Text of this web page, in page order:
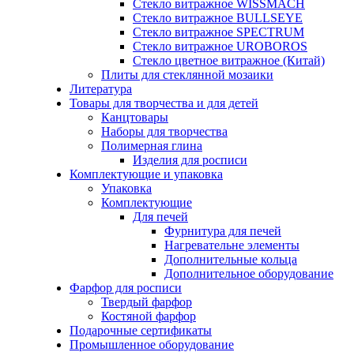
Стекло витражное WISSMACH
Стекло витражное BULLSEYE
Стекло витражное SPECTRUM
Стекло витражное UROBOROS
Стекло цветное витражное (Китай)
Плиты для стеклянной мозаики
Литература
Товары для творчества и для детей
Канцтовары
Наборы для творчества
Полимерная глина
Изделия для росписи
Комплектующие и упаковка
Упаковка
Комплектующие
Для печей
Фурнитура для печей
Нагревательне элементы
Дополнительные кольца
Дополнительное оборудование
Фарфор для росписи
Твердый фарфор
Костяной фарфор
Подарочные сертификаты
Промышленное оборудование